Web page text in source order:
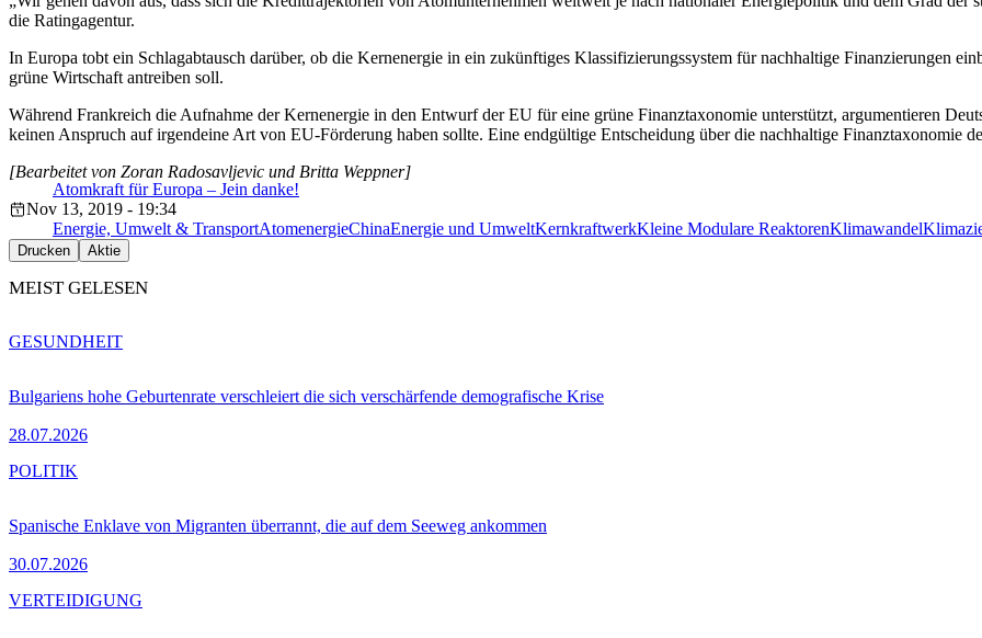
die Ratingagentur.
In Europa tobt ein Schlagabtausch darüber, ob die Kernenergie in ein zukünftiges Klassifizierungssystem für nachhaltige Finanzierungen
grüne Wirtschaft antreiben soll.
Während Frankreich die Aufnahme der Kernenergie in den Entwurf der EU für eine grüne Finanztaxonomie unterstützt, argumentieren
keinen Anspruch auf irgendeine Art von EU-Förderung haben sollte. Eine endgültige Entscheidung über die nachhaltige Finanztaxonomie
Atomkraft für Europa – Jein danke!
[Bearbeitet von Zoran Radosavljevic und Britta Weppner]
Nov 13, 2019 - 19:34
Energie, Umwelt & TransportAtomenergieChinaEnergie und UmweltKernkraftwerkKleine Modulare ReaktorenKlimawandel
Drucken Aktie
MEIST GELESEN
Bulgariens hohe Geburtenrate verschleiert die sich verschärfende demografische Krise
28.07.2026
GESUNDHEIT
Spanische Enklave von Migranten überrannt, die auf dem Seeweg ankommen
30.07.2026
POLITIK
VERTEIDIGUNG